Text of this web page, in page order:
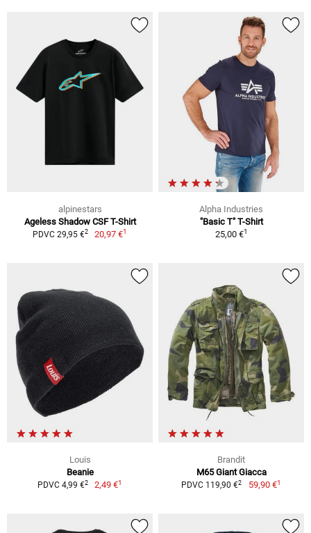
alpinestars
Ageless Shadow CSF T-Shirt
PDVC 29,95 €2 20,97 €1
Alpha Industries
"Basic T" T-Shirt
25,00 €1
Louis
Beanie
PDVC 4,99 €2 2,49 €1
Brandit
M65 Giant Giacca
PDVC 119,90 €2 59,90 €1